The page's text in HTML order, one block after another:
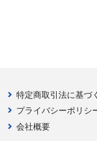
特定商取引法に基づ
プライバシーポリシ
会社概要